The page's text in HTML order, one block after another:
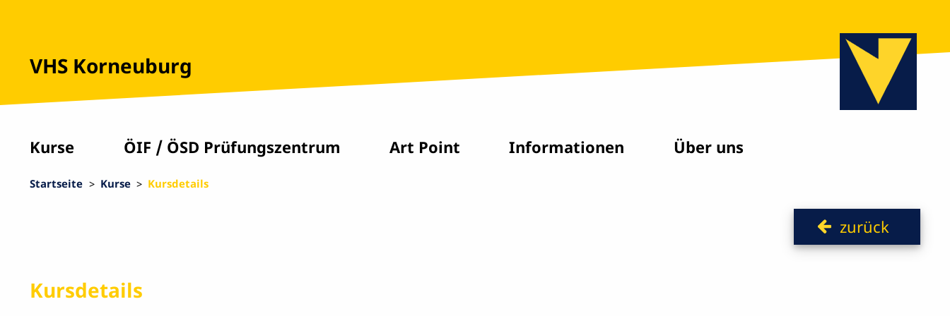
VHS Korneuburg
Kurse ÖIF / ÖSD Prüfungszentrum Art Point Informationen Über uns
Startseite Kurse Kursdetails
zurück
Kursdetails